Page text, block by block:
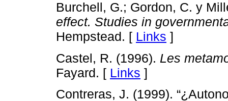
Burchell, G.; Gordon, C. y
effect. Studies in
Hempstead. [ Links ]
Castel, R. (1996). Les
Fayard. [ Links ]
Contreras, J. (1999).